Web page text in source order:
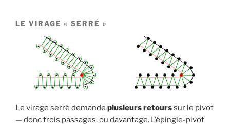
LE VIRAGE « SERRÉ »
Le virage serré demande plusieurs retourssur le pivot
— donc trois passages, ou davantage. L’épingle-pivot